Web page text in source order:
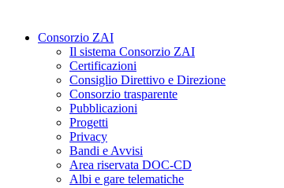
Consorzio ZAI
Il sistema Consorzio ZAI
Certificazioni
Consiglio Direttivo e Direzione
Consorzio trasparente
Pubblicazioni
Progetti
Privacy
Bandi e Avvisi
Area riservata DOC-CD
Albi e gare telematiche